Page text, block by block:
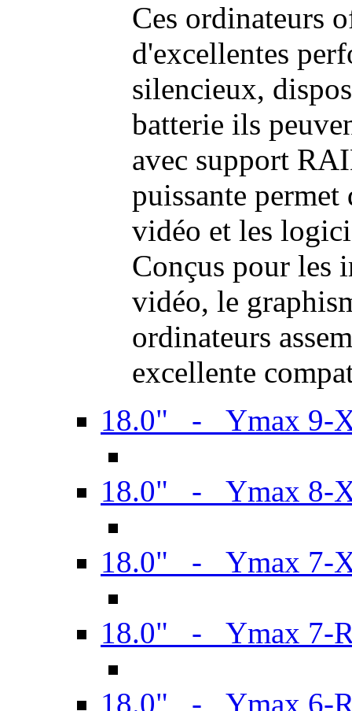
Ces ordinateurs
d'excellentes
silencieux,
batterie ils
avec support
puissante permet
vidéo et les
Conçus pour les
vidéo, le
ordinateurs
excellente
18.0" - Ymax 9-
18.0" - Ymax 8-
18.0" - Ymax 7-
18.0" - Ymax 7-
18.0" - Ymax 6-